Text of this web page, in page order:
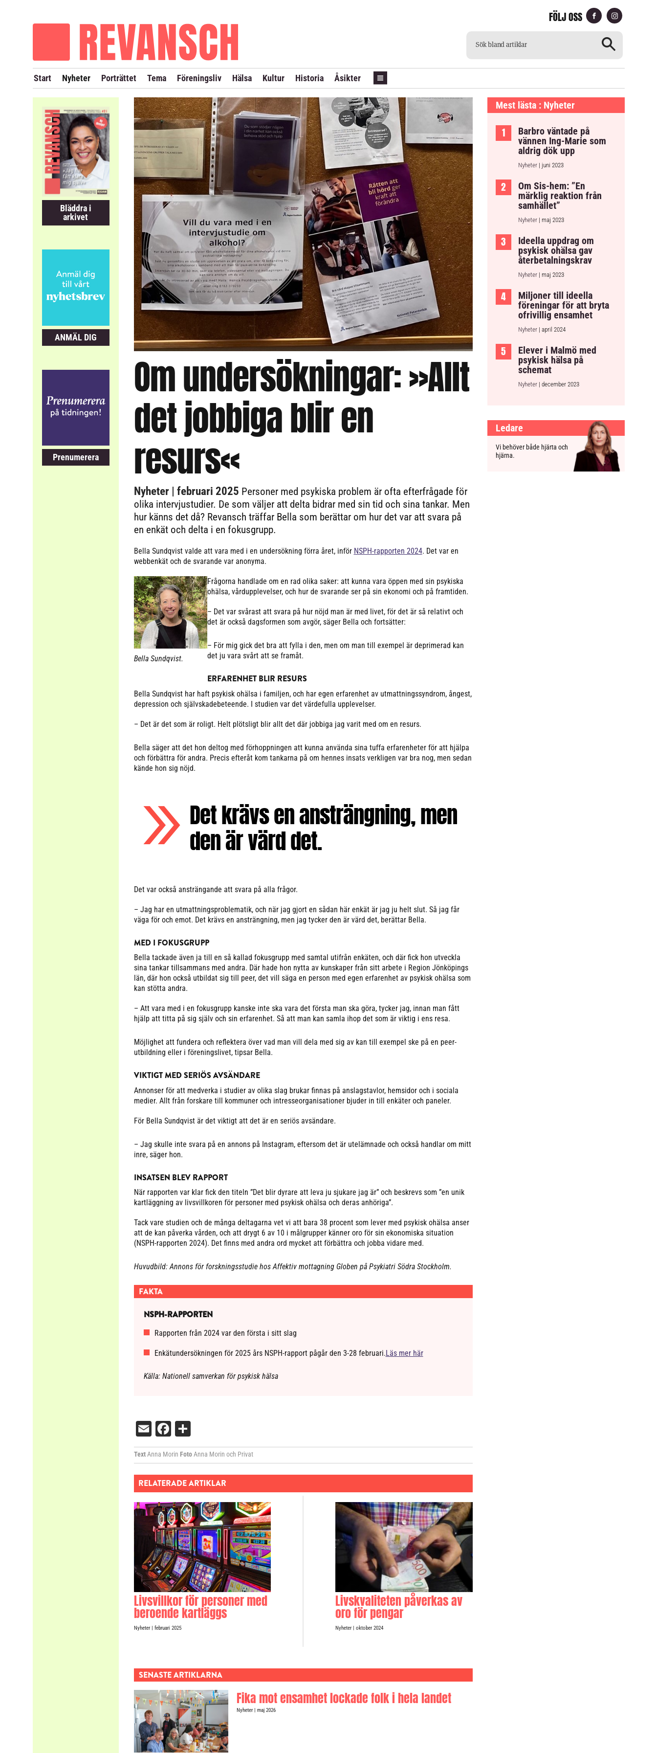
Start Nyheter Porträttet Tema Föreningsliv Hälsa Kultur Historia Åsikter
OM REVANSCH TIDIGARE NUMMER PRENUMERERA ANNONSERA LÖPSEDEL REVANSCH
FÖLJ OSS
Om undersökningar: »Allt
det jobbiga blir en
resurs«
Nyheter| februari 2025 Personer med psykiska problem är ofta efterfrågade för
olika intervjustudier. De som väljer att delta bidrar med sin tid och sina tankar. Men
hur känns det då? Revansch träffar Bella som berättar om hur det var att svara på
en enkät och delta i en fokusgrupp.
Bella Sundqvist valde att vara med i en undersökning förra året, inför NSPH-rapporten 2024. Det var en
webbenkät och de svarande var anonyma.
Bella Sundqvist.
Frågorna handlade om en rad olika saker: att kunna vara öppen med sin psykiska
ohälsa, vårdupplevelser, och hur de svarande ser på sin ekonomi och på framtiden.
– Det var svårast att svara på hur nöjd man är med livet, för det är så relativt och
det är också dagsformen som avgör, säger Bella och fortsätter:
– För mig gick det bra att fylla i den, men om man till exempel är deprimerad kan
det ju vara svårt att se framåt.
ERFARENHET BLIR RESURS
Bella Sundqvist har haft psykisk ohälsa i familjen, och har egen erfarenhet av utmattningssyndrom, ångest,
depression och självskadebeteende. I studien var det värdefulla upplevelser.
– Det är det som är roligt. Helt plötsligt blir allt det där jobbiga jag varit med om en resurs.
Bella säger att det hon deltog med förhoppningen att kunna använda sina tuffa erfarenheter för att hjälpa
och förbättra för andra. Precis efteråt kom tankarna på om hennes insats verkligen var bra nog, men sedan
kände hon sig nöjd.
Det krävs en ansträngning, men
den är värd det.
Det var också ansträngande att svara på alla frågor.
– Jag har en utmattningsproblematik, och när jag gjort en sådan här enkät är jag ju helt slut. Så jag får
väga för och emot. Det krävs en ansträngning, men jag tycker den är värd det, berättar Bella.
MED I FOKUSGRUPP
Bella tackade även ja till en så kallad fokusgrupp med samtal utifrån enkäten, och där fick hon utveckla
sina tankar tillsammans med andra. Där hade hon nytta av kunskaper från sitt arbete i Region Jönköpings
län, där hon också utbildat sig till peer, det vill säga en person med egen erfarenhet av psykisk ohälsa som
kan stötta andra.
– Att vara med i en fokusgrupp kanske inte ska vara det första man ska göra, tycker jag, innan man fått
hjälp att titta på sig själv och sin erfarenhet. Så att man kan samla ihop det som är viktig i ens resa.
Möjlighet att fundera och reflektera över vad man vill dela med sig av kan till exempel ske på en peer-
utbildning eller i föreningslivet, tipsar Bella.
VIKTIGT MED SERIÖS AVSÄNDARE
Annonser för att medverka i studier av olika slag brukar finnas på anslagstavlor, hemsidor och i sociala
medier. Allt från forskare till kommuner och intresseorganisationer bjuder in till enkäter och paneler.
För Bella Sundqvist är det viktigt att det är en seriös avsändare.
– Jag skulle inte svara på en annons på Instagram, eftersom det är utelämnade och också handlar om mitt
inre, säger hon.
INSATSEN BLEV RAPPORT
När rapporten var klar fick den titeln ”Det blir dyrare att leva ju sjukare jag är” och beskrevs som ”en unik
kartläggning av livsvillkoren för personer med psykisk ohälsa och deras anhöriga”.
Tack vare studien och de många deltagarna vet vi att bara 38 procent som lever med psykisk ohälsa anser
att de kan påverka vården, och att drygt 6 av 10 i målgrupper känner oro för sin ekonomiska situation
(NSPH-rapporten 2024). Det finns med andra ord mycket att förbättra och jobba vidare med.
Huvudbild: Annons för forskningsstudie hos Affektiv mottagning Globen på Psykiatri Södra Stockholm.
FAKTA
NSPH-RAPPORTEN
Rapporten från 2024 var den första i sitt slag
Enkätundersökningen för 2025 års NSPH-rapport pågår den 3-28 februari.Läs mer här
Källa: Nationell samverkan för psykisk hälsa
EmailFacebook
TextAnna Morin FotoAnna Morin och Privat
RELATERADE ARTIKLAR
Livsvillkor för personer med
beroende kartläggs
Nyheter| februari 2025
Livskvaliteten påverkas av
oro för pengar
Nyheter| oktober 2024
SENASTE ARTIKLARNA
Fika mot ensamhet lockade folk i hela landet
Nyheter| maj 2026
Bläddra i
arkivet
ANMÄL DIG
Prenumerera
Mest lästa : Nyheter
Barbro väntade på
vännen Ing-Marie som
aldrig dök upp
Nyheter| juni 2023
Om Sis-hem: ”En
märklig reaktion från
samhället”
Nyheter| maj 2023
Ideella uppdrag om
psykisk ohälsa gav
återbetalningskrav
Nyheter| maj 2023
Miljoner till ideella
föreningar för att bryta
ofrivillig ensamhet
Nyheter| april 2024
Elever i Malmö med
psykisk hälsa på
schemat
Nyheter| december 2023
Ledare
Vi behöver både hjärta och
hjärna.